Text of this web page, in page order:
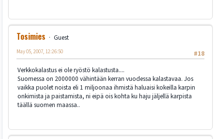
Tosimies
Guest
#18
May 05, 2007, 12:26:50
Verkkokalastus ei ole ryöstö kalastusta....
Suomessa on 2000000 vähintään kerran vuodessa kalastavaa. Jos
vaikka puolet noista eli 1 miljoonaa ihmistä haluaisi kokeilla karpin
onkimista ja paistamista, ni eipä ois kohta ku haju jäljellä karpista
täällä suomen maassa..